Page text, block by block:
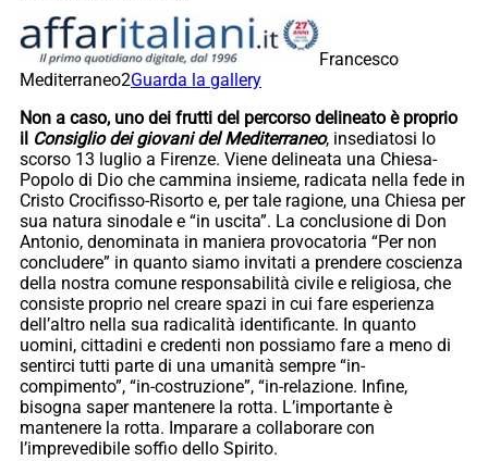
Francesco
Mediterraneo2Guarda la gallery
Non a caso, uno dei frutti del percorso delineato è proprio
il Consiglio dei giovani del Mediterraneo, insediatosi lo
scorso 13 luglio a Firenze. Viene delineata una Chiesa-
Popolo di Dio che cammina insieme, radicata nella fede in
Cristo Crocifisso-Risorto e, per tale ragione, una Chiesa per
sua natura sinodale e “in uscita”. La conclusione di Don
Antonio, denominata in maniera provocatoria “Per non
concludere” in quanto siamo invitati a prendere coscienza
della nostra comune responsabilità civile e religiosa, che
consiste proprio nel creare spazi in cui fare esperienza
dell’altro nella sua radicalità identificante. In quanto
uomini, cittadini e credenti non possiamo fare a meno di
sentirci tutti parte di una umanità sempre “in-
compimento”, “in-costruzione”, “in-relazione. Infine,
bisogna saper mantenere la rotta. L’importante è
mantenere la rotta. Imparare a collaborare con
l’imprevedibile soffio dello Spirito.